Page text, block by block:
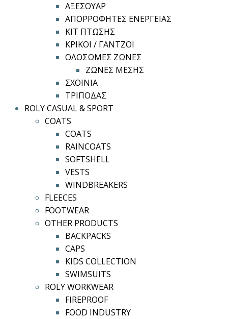
ΑΞΕΣΟΥΑΡ
ΑΠΟΡΡΟΦΗΤΕΣ ΕΝΕΡΓΕΙΑΣ
ΚΙΤ ΠΤΩΣΗΣ
ΚΡΙΚΟΙ / ΓΑΝΤΖΟΙ
ΟΛΟΣΩΜΕΣ ΖΩΝΕΣ
ΖΩΝΕΣ ΜΕΣΗΣ
ΣΧΟΙΝΙΑ
ΤΡΙΠΟΔΑΣ
ROLY CASUAL & SPORT
COATS
COATS
RAINCOATS
SOFTSHELL
VESTS
WINDBREAKERS
FLEECES
FOOTWEAR
OTHER PRODUCTS
BACKPACKS
CAPS
KIDS COLLECTION
SWIMSUITS
ROLY WORKWEAR
FIREPROOF
FOOD INDUSTRY